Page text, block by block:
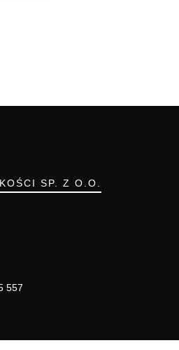
SP. Z O.O.
557